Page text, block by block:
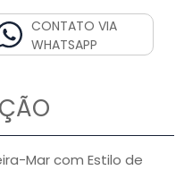
CONTATO VIA
WHATSAPP
Mar com Estilo de